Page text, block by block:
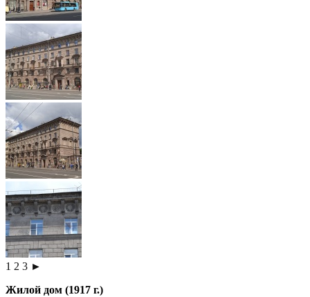
1 2 3 ►
​Жилой дом (1917 г.)